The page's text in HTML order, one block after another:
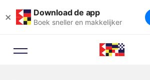
× Download de app
Boek sneller en makkelijker